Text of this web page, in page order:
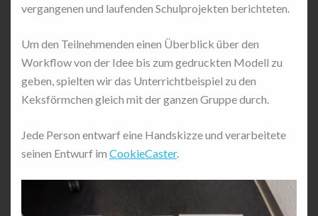
vergangenen und laufenden Schulprojekten berichteten.
Um den Teilnehmenden einen Überblick über den
Workflow von der Idee bis zum gedruckten Modell zu
geben, spielten wir das Unterrichtbeispiel zu den
Keksförmchen gleich mit der ganzen Gruppe durch.
Jede Person entwarf eine Handskizze und verarbeitete
seinen Entwurf im CookieCaster.